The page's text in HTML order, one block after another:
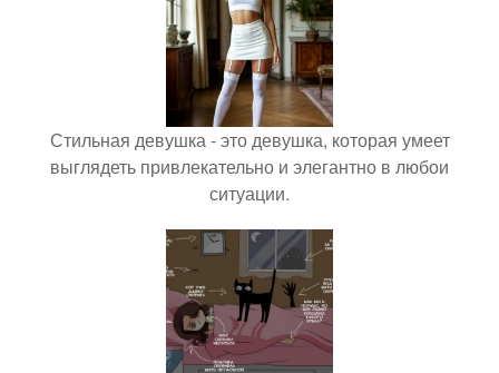
Стильная девушка - это девушка, которая умеет
выглядеть привлекательно и элегантно в любои
ситуации.